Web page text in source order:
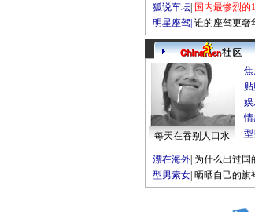
狐说车坛 国内最惨烈的
明星座驾 谁的座驾更奢
每天在吞别人口水
焦
漂在海外 为什么出过国
型男索女 晒晒自己的旗